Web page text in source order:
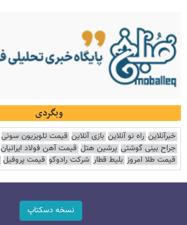
وبگردی
خبرآنلاین راه نو آنلاین بازی آنلاین قیمت تلویزیون سونی
جراح بینی گوشتی پرشین هتل قیمت آهن فولاد ایرانیان
قیمت طلا امروز بلیط قطار شرکت رادوکو قیمت پروفیل
نسخه دسکتاپ